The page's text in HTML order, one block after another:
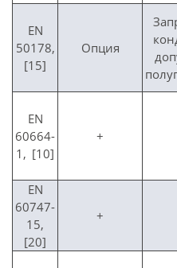
EN
50178,
[15]
Опция
EN
60664-
1, [10]
+
EN
60747-
15,
[20]
+